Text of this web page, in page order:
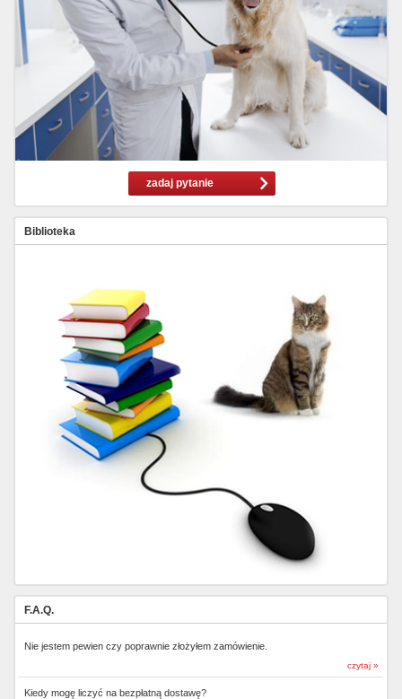
zadaj pytanie
Biblioteka
F.A.Q.
Nie jestem pewien czy poprawnie złożyłem zamówienie.
czytaj »
Kiedy mogę liczyć na bezpłatną dostawę?